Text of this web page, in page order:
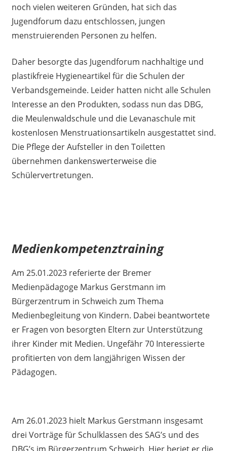
noch vielen weiteren Gründen, hat sich das
Jugendforum dazu entschlossen, jungen
menstruierenden Personen zu helfen.
Daher besorgte das Jugendforum nachhaltige und
plastikfreie Hygieneartikel für die Schulen der
Verbandsgemeinde. Leider hatten nicht alle Schulen
Interesse an den Produkten, sodass nun das DBG,
die Meulenwaldschule und die Levanaschule mit
kostenlosen Menstruationsartikeln ausgestattet sind.
Die Pflege der Aufsteller in den Toiletten
übernehmen dankenswerterweise die
Schülervertretungen.
Medienkompetenztraining
Am 25.01.2023 referierte der Bremer
Medienpädagoge Markus Gerstmann im
Bürgerzentrum in Schweich zum Thema
Medienbegleitung von Kindern. Dabei beantwortete
er Fragen von besorgten Eltern zur Unterstützung
ihrer Kinder mit Medien. Ungefähr 70 Interessierte
profitierten von dem langjährigen Wissen der
Pädagogen.
Am 26.01.2023 hielt Markus Gerstmann insgesamt
drei Vorträge für Schulklassen des SAG’s und des
DBG’s im Bürgerzentrum Schweich. Hier beriet er die